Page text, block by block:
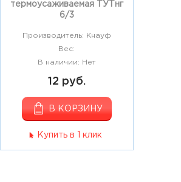
термоусаживаемая ТУТнг
6/3
Производитель: Кнауф
Вес:
В наличии: Нет
12 руб.
В КОРЗИНУ
Купить в 1 клик